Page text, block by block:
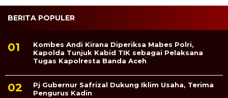
BERITA POPULER
Kombes Andi Kirana Diperiksa Mabes Polri,
Kapolda Tunjuk Kabid TIK sebagai Pelaksana
Tugas Kapolresta Banda Aceh
Pj Gubernur Safrizal Dukung Iklim Usaha, Terima
Pengurus Kadin